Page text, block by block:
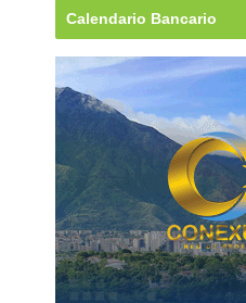
Calendario Bancario